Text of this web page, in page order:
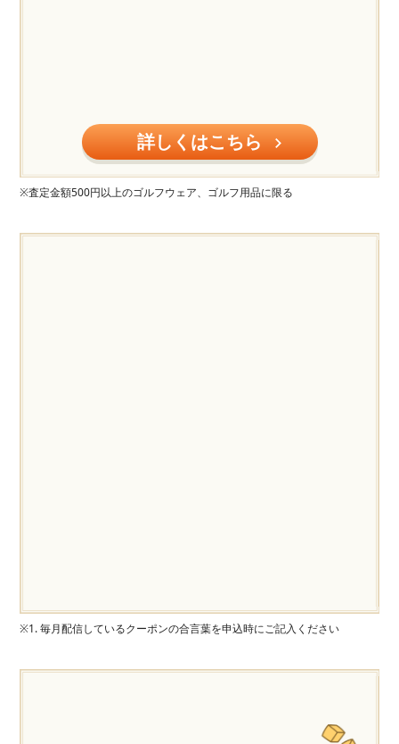
詳しくはこちら
※査定金額500円以上のゴルフウェア、ゴルフ用品に限る
※1. 毎月配信しているクーポンの合言葉を申込時にご記入ください